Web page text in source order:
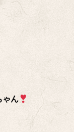
ゃん